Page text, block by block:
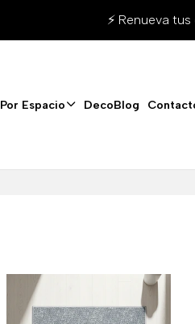
Por Espacio DecoBlog
⚡ Renueva